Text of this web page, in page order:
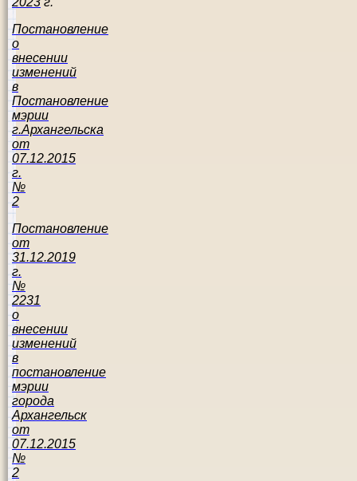
Постановление
о
внесении
изменений
в
Постановление
мэрии
г.Архангельска
от
07.12.2015
г.
№
2
Постановление
от
31.12.2019
г.
№
2231
о
внесении
изменений
в
постановление
мэрии
города
Архангельск
от
07.12.2015
№
2